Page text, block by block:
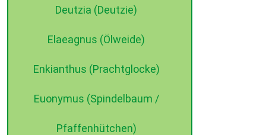
Deutzia (Deutzie)
Elaeagnus (Ölweide)
Enkianthus (Prachtglocke)
Euonymus (Spindelbaum /
Pfaffenhütchen)